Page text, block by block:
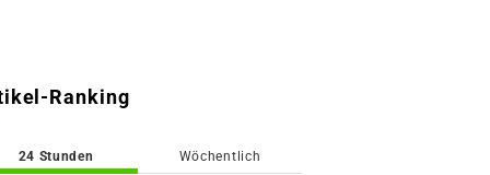
Ranking
24 Stunden Wöchentlich